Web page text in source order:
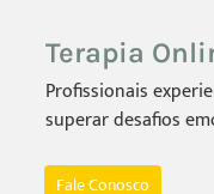
Terapia
Profissionais
superar desafios
Fale Conosco